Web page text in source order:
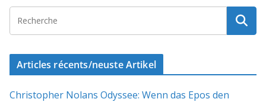
Articles récents/neuste Artikel
Christopher Nolans Odyssee: Wenn das Epos den